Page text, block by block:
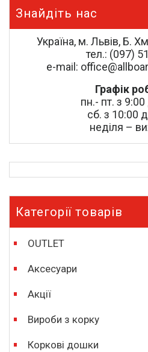
Знайдіть нас
Україна, м. Львів, Б.
тел.: (097)
e-mail:
Графік
пн.- пт. з
сб. з 10:00
неділя –
Категорії товарів
OUTLET
Аксесуари
Акції
Вироби з корку
Коркові дошки